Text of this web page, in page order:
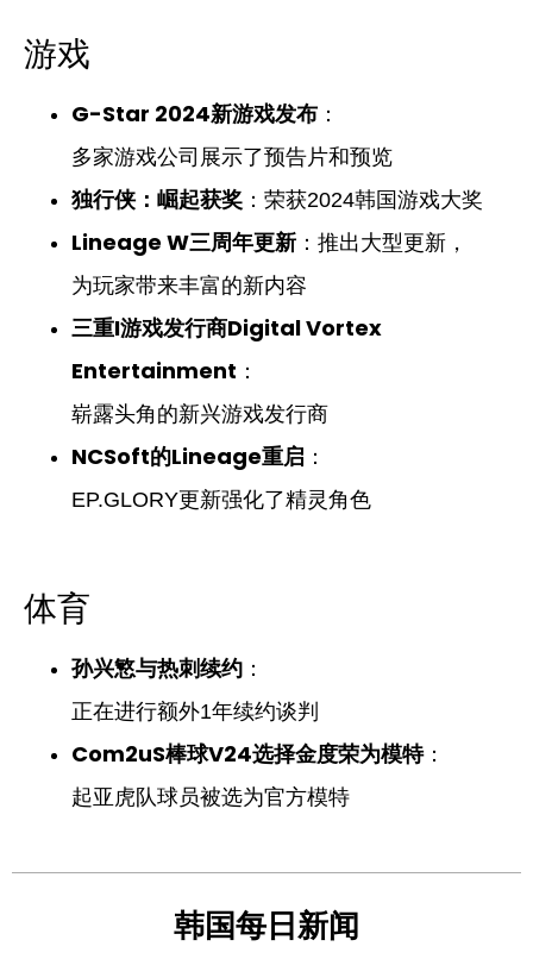
游戏
G-Star 2024新游戏发布 ：
多家游戏公司展示了预告片和预览
独行侠：崛起获奖 ：荣获2024韩国游戏大奖
Lineage W三周年更新 ：推出大型更新，
为玩家带来丰富的新内容
三重I游戏发行商Digital Vortex
Entertainment ：
崭露头角的新兴游戏发行商
NCSoft的Lineage重启 ：
EP.GLORY更新强化了精灵角色
体育
孙兴慜与热刺续约 ：
正在进行额外1年续约谈判
Com2uS棒球V24选择金度荣为模特：
起亚虎队球员被选为官方模特
韩国每日新闻